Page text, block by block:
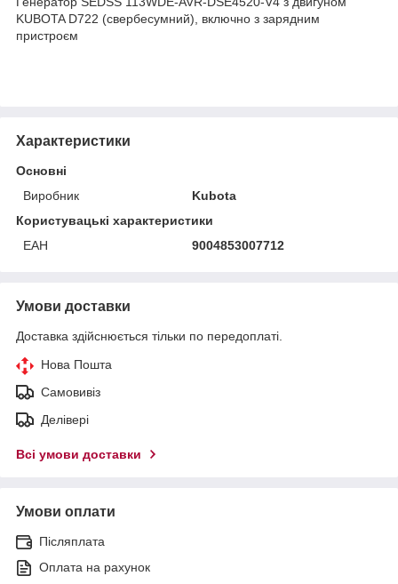
KUBOTA D722 (свербесумний), включно з зарядним
пристроєм
Характеристики
Основні
Виробник
Kubota
Користувацькі характеристики
ЕАН
9004853007712
Умови доставки
Доставка здійснюється тільки по передоплаті.
Нова Пошта
Самовивіз
Делівері
Всі умови доставки
Умови оплати
Післяплата
Оплата на рахунок